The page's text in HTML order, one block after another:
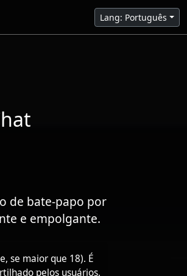
Lang: Português
de bate-papo por
e empolgante.
se maior que 18). É
pelos usuários.